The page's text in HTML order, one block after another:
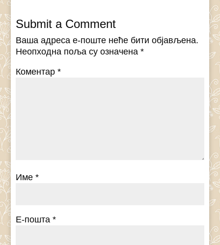
Submit a Comment
Ваша адреса е-поште неће бити објављена.
Неопходна поља су означена*
Коментар*
Име*
Е-пошта*